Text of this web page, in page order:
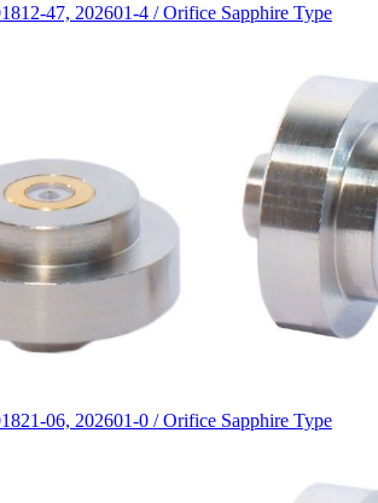
47, 202601-4 / Orifice Sapphire Type
06, 202601-0 / Orifice Sapphire Type